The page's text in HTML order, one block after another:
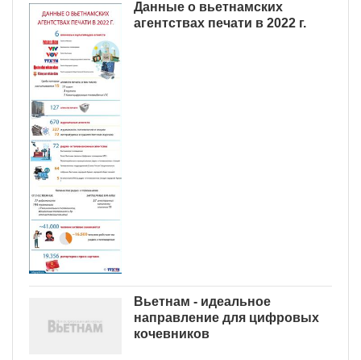
Данные о вьетнамских
агентствах печати в 2022 г.
Вьетнам - идеальное
направление для цифровых
кочевников